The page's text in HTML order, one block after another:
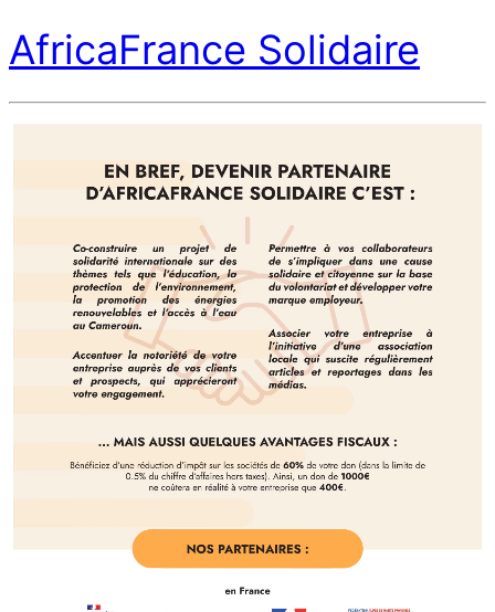
AfricaFrance Solidaire